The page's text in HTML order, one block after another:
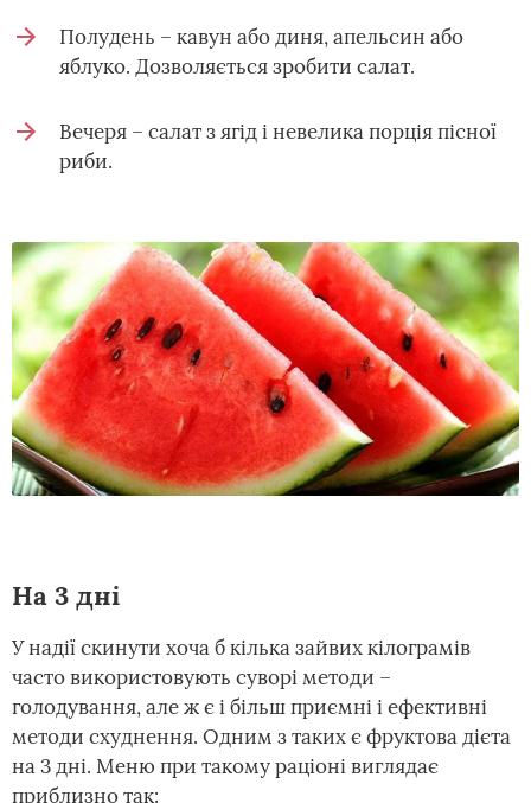
Полудень – кавун або диня, апельсин або
яблуко. Дозволяється зробити салат.
Вечеря – салат з ягід і невелика порція пісної
риби.
На 3 дні
У надії скинути хоча б кілька зайвих кілограмів
часто використовують суворі методи –
голодування, але ж є і більш приємні і ефективні
методи схуднення. Одним з таких є фруктова дієта
на 3 дні. Меню при такому раціоні виглядає
приблизно так: